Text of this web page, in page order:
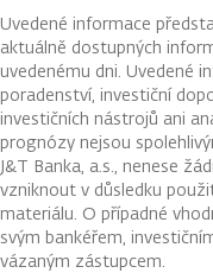
Uvedené informace
aktuálně dostupných
uvedenému dni. Uvedené
poradenství, investiční
investičních nástrojů ani
prognózy nejsou
J&T Banka, a.s., nenese
vzniknout v důsledku
materiálu. O případné
svým bankéřem,
vázaným zástupcem.